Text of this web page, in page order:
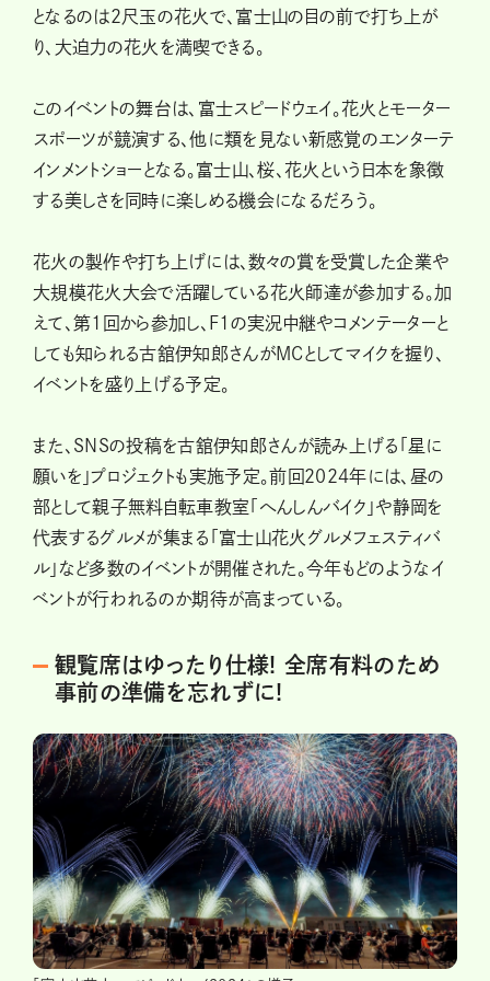
となるのは2尺玉の花火で、富士山の目の前で打ち上が
り、大迫力の花火を満喫できる。
このイベントの舞台は、富士スピードウェイ。花火とモーター
スポーツが競演する、他に類を見ない新感覚のエンターテ
インメントショーとなる。富士山、桜、花火という日本を象徴
する美しさを同時に楽しめる機会になるだろう。
花火の製作や打ち上げには、数々の賞を受賞した企業や
大規模花火大会で活躍している花火師達が参加する。加
えて、第1回から参加し、F1の実況中継やコメンテーターと
しても知られる古舘伊知郎さんがMCとしてマイクを握り、
イベントを盛り上げる予定。
また、SNSの投稿を古舘伊知郎さんが読み上げる「星に
願いを」プロジェクトも実施予定。前回2024年には、昼の
部として親子無料自転車教室「へんしんバイク」や静岡を
代表するグルメが集まる「富士山花火グルメフェスティバ
ル」など多数のイベントが開催された。今年もどのようなイ
ベントが行われるのか期待が高まっている。
観覧席はゆったり仕様! 全席有料のため
事前の準備を忘れずに!